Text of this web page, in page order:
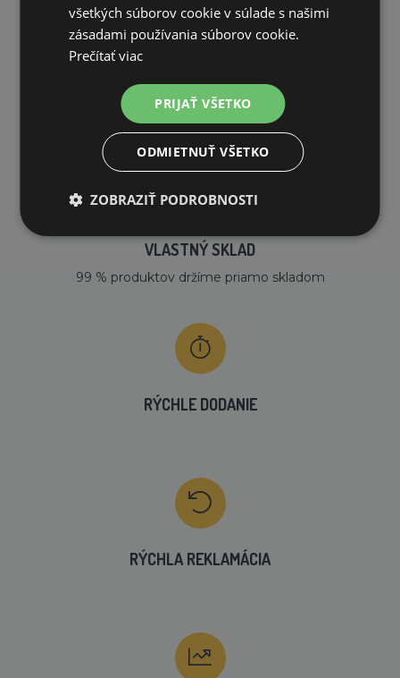
DOPRAVA ZDARMA
na všetky objednávky od 200€ vrátane DPH.
VLASTNÝ SKLAD
99 % produktov držíme priamo skladom
RÝCHLE DODANIE
RÝCHLA REKLAMÁCIA
všetkých súborov cookie v súlade s našimi
zásadami používania súborov cookie.
Prečítať viac
PRIJAŤ VŠETKO
ODMIETNUŤ VŠETKO
ZOBRAZIŤ PODROBNOSTI